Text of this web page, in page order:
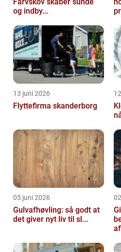
og indby...
13 juni 2026
Flyttefirma skanderborg
05 juni 2026
Gulvafhøvling: så godt at
det giver nyt liv til sl...